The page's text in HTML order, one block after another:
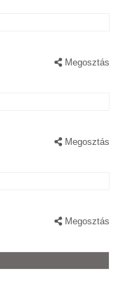
Megosztás
Megosztás
Megosztás